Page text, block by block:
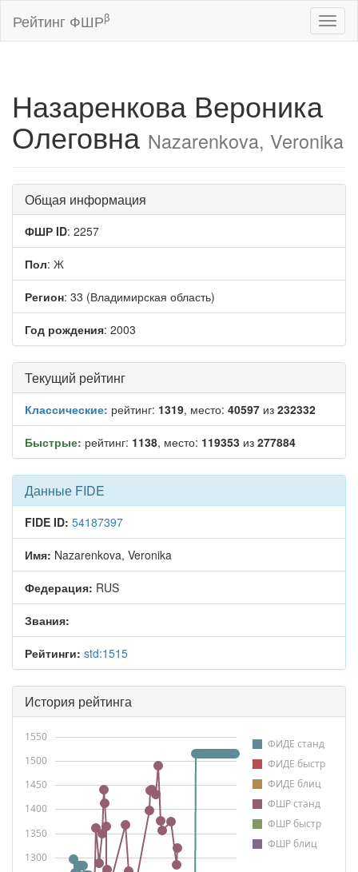
Рейтинг ФШРβ
Назаренкова Вероника
Олеговна Nazarenkova, Veronika
Общая информация
ФШР ID: 2257
Пол: Ж
Регион: 33 (Владимирская область)
Год рождения: 2003
Текущий рейтинг
Классические: рейтинг: 1319, место: 40597 из 232332
Быстрые: рейтинг: 1138, место: 119353 из 277884
Данные FIDE
FIDE ID: 54187397
Имя: Nazarenkova, Veronika
Федерация: RUS
Звания:
Рейтинги: std:1515
История рейтинга
ФИДЕ станд
ФИДЕ быстр
ФИДЕ блиц
ФШР станд
ФШР быстр
ФШР блиц
1300
1350
1400
1450
1500
1550